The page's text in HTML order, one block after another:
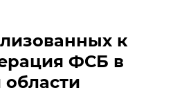
к
ФСБ в